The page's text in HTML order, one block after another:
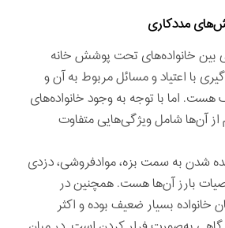
مددکاری
بین خانواده‌های تحت پوشش خانه
با اعتیاد و مسائل مربوط به آن و
اما با توجه به وجود خانواده‌های
آن‌ها شامل ویژگی‌هایی متفاوت
شدن به سمت بزه، موادفروشی، دزدی
بارز آن‌ها هست. همچنین در
خانواده بسیار ضعیف بوده و اکثر